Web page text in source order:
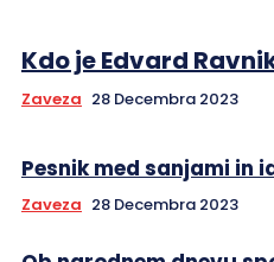
Kdo je Edvard
Zaveza 28 Decembra 2023
Pesnik med sanjami in
Zaveza 28 Decembra 2023